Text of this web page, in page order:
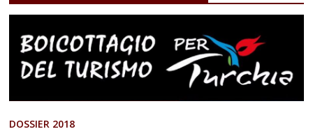
DOSSIER 2018